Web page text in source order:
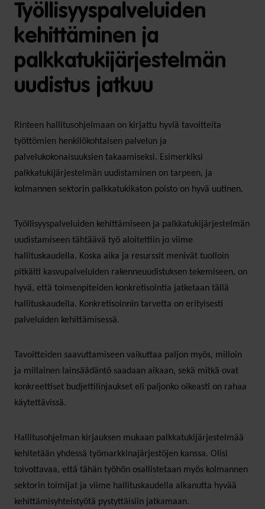
Työllisyyspalveluiden
kehittäminen ja
palkkatukijärjestelmän
uudistus jatkuu
Rinteen hallitusohjelmaan on kirjattu hyviä tavoitteita
työttömien henkilökohtaisen palvelun ja
palvelukokonaisuuksien takaamiseksi. Esimerkiksi
palkkatukijärjestelmän uudistaminen on tarpeen, ja
kolmannen sektorin palkkatukikaton poisto on hyvä uutinen.
Työllisyyspalveluiden kehittämiseen ja palkkatukijärjestelmän
uudistamiseen tähtäävä työ aloitettiin jo viime
hallituskaudella. Koska aika ja resurssit menivät tuolloin
pitkälti kasvupalveluiden rakenneuudistuksen tekemiseen, on
hyvä, että toimenpiteiden konkretisointia jatketaan tällä
hallituskaudella. Konkretisoinnin tarvetta on erityisesti
palveluiden kehittämisessä.
Tavoitteiden saavuttamiseen vaikuttaa paljon myös, milloin
ja millainen lainsäädäntö saadaan aikaan, sekä mitkä ovat
konkreettiset budjettilinjaukset eli paljonko oikeasti on rahaa
käytettävissä.
Hallitusohjelman kirjauksen mukaan palkkatukijärjestelmää
kehitetään yhdessä työmarkkinajärjestöjen kanssa. Olisi
toivottavaa, että tähän työhön osallistetaan myös kolmannen
sektorin toimijat ja viime hallituskaudella alkanutta hyvää
kehittämisyhteistyötä pystyttäisiin jatkamaan.